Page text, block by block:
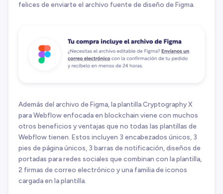
felices de enviarte el archivo fuente de diseño de Figma.
Además del archivo de Figma, la plantilla Cryptography X
para Webflow enfocada en blockchain viene con muchos
otros beneficios y ventajas que no todas las plantillas de
Webflow tienen. Estos incluyen 3 encabezados únicos, 3
pies de página únicos, 3 barras de notificación, diseños de
portadas para redes sociales que combinan con la plantilla,
2 firmas de correo electrónico y una familia de iconos
cargada en la plantilla.